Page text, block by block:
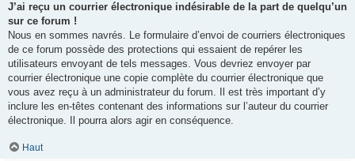
J’ai reçu un courrier électronique indésirable de la part de quelqu’un
sur ce forum !
Nous en sommes navrés. Le formulaire d’envoi de courriers électroniques
de ce forum possède des protections qui essaient de repérer les
utilisateurs envoyant de tels messages. Vous devriez envoyer par
courrier électronique une copie complète du courrier électronique que
vous avez reçu à un administrateur du forum. Il est très important d’y
inclure les en-têtes contenant des informations sur l’auteur du courrier
électronique. Il pourra alors agir en conséquence.
Haut